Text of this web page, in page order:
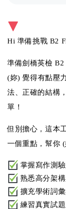
Hi 準備挑戰 B2
準備劍橋英檢
(妳) 覺得有點壓
法、正確的結構
單！
但別擔心，這本
一個重點，幫你 (
掌握寫作測
熟悉高分架
擴充學術詞
練習真實試